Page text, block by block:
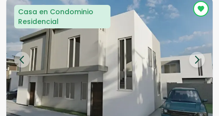
Casa en Condominio
Residencial